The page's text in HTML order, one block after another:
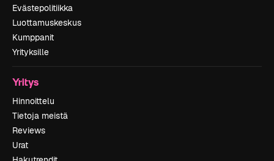
Evästepolitiikka
Luottamuskeskus
Kumppanit
Yrityksille
Yritys
Hinnoittelu
Tietoja meistä
Reviews
Urat